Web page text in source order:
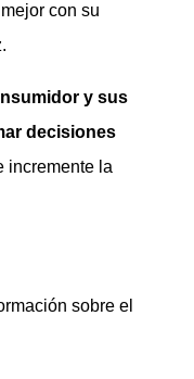
con su
y sus
decisiones
incremente la
sobre el